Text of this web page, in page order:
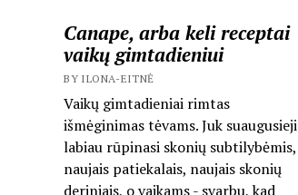
Canape, arba keli receptai
vaikų gimtadieniui
BY ILONA-EITNĖ
Vaikų gimtadieniai rimtas
išmėginimas tėvams. Juk suaugusieji
labiau rūpinasi skonių subtilybėmis,
naujais patiekalais, naujais skonių
deriniais, o vaikams - svarbu, kad